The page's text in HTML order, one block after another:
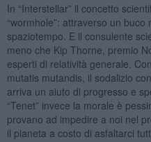
In “Interstellar” il concetto
“wormhole”: attraverso un
spaziotempo. E il consulente
meno che Kip Thorne, premio
esperti di relatività generale.
mutatis mutandis, il sodalizio
arriva un aiuto di progresso e
“Tenet” invece la morale è
provano ad impedire a noi nel
il pianeta a costo di asfaltarci